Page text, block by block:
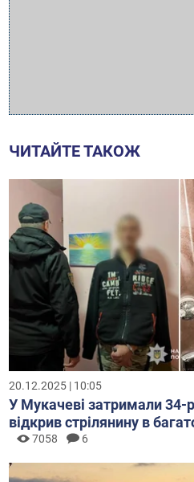
ЧИТАЙТЕ ТАКОЖ
20.12.2025 | 10:05
У Мукачеві затримали 34-
відкрив стрілянину в
7058 6